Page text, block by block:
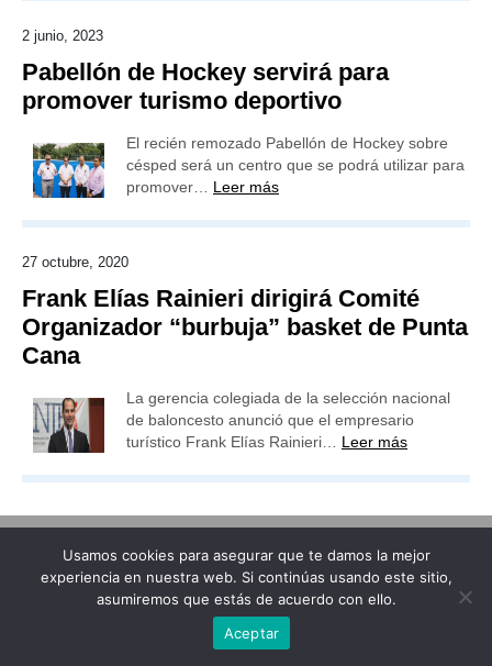
2 junio, 2023
Pabellón de Hockey servirá para
promover turismo deportivo
El recién remozado Pabellón de Hockey sobre
césped será un centro que se podrá utilizar para
promover… Leer más
27 octubre, 2020
Frank Elías Rainieri dirigirá Comité
Organizador “burbuja” basket de Punta
Cana
La gerencia colegiada de la selección nacional
de baloncesto anunció que el empresario
turístico Frank Elías Rainieri… Leer más
Usamos cookies para asegurar que te damos la mejor
experiencia en nuestra web. Si continúas usando este sitio,
asumiremos que estás de acuerdo con ello.
Aceptar
Publicidad Redacción Contacto
Advertencia legal
Todos los derechos reservados
Grupo Preferente